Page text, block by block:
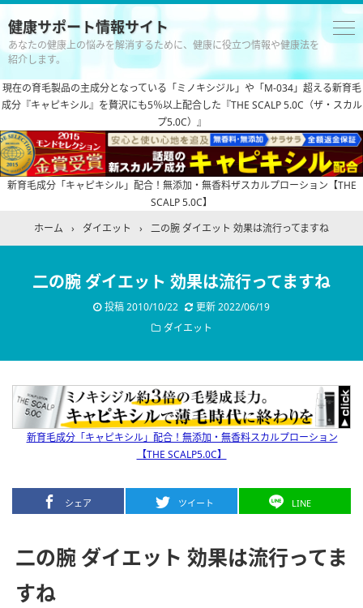
健康サポート情報サイト
あなたの健康上の悩みを解消するために、健康に役立つ情報や健康法を
紹介します。
現在の育毛製品の主成分となっている「ミノキシジル」や「M-034」超える新育毛
成分『キャピキシル』を贅沢にも5％以上配合した『THE SCALP 5.0C（ザ・スカル
プ5.0C）』
新育毛成分「キャピキシル」配合！無添加・無香料ザスカルプローション【THE
SCALP 5.0C】
ホーム
› ダイエット › 二の腕 ダイエット 効果は流行ってますね
二の腕 ダイエット 効果は流行ってますね
投稿2010/10/22 更新2022/06/19
ダイエット
新育毛成分「キャピキシル」配合！無添加・無香料スカルプローション
【THE SCALP5.0C】
シェア ツイート LINE
二の腕 ダイエット 効果は流行ってま
すね